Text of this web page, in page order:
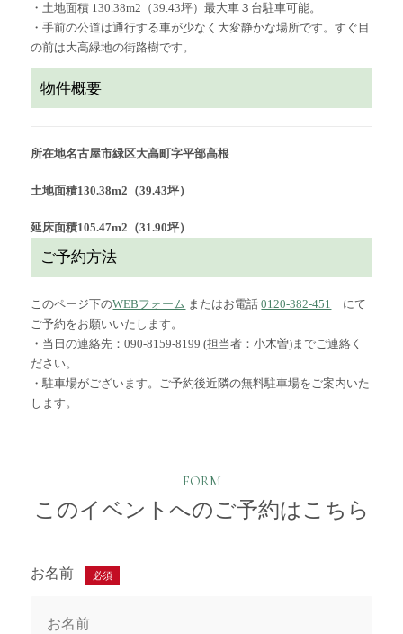
・土地面積 130.38m2（39.43坪）最大車３台駐車可能。
・手前の公道は通行する車が少なく大変静かな場所です。すぐ目
の前は大高緑地の街路樹です。
物件概要
所在地名古屋市緑区大高町字平部高根
土地面積130.38m2（39.43坪）
延床面積105.47m2（31.90坪）
ご予約方法
このページ下のWEBフォーム またはお電話0120-382-451
にて
ご予約をお願いいたします。
・当日の連絡先：090-8159-8199 (担当者：小木曽)までご連絡く
ださい。
・駐車場がございます。ご予約後近隣の無料駐車場をご案内いた
します。
FORM
このイベントへのご予約はこちら
お名前 必須